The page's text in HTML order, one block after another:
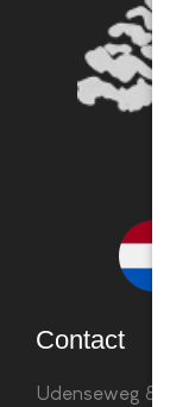
Contact
Udenseweg